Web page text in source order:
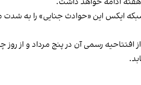
ایکس این «حوادث جنایی» را به شدت
افتتاحیه رسمی آن در پنج مرداد و از